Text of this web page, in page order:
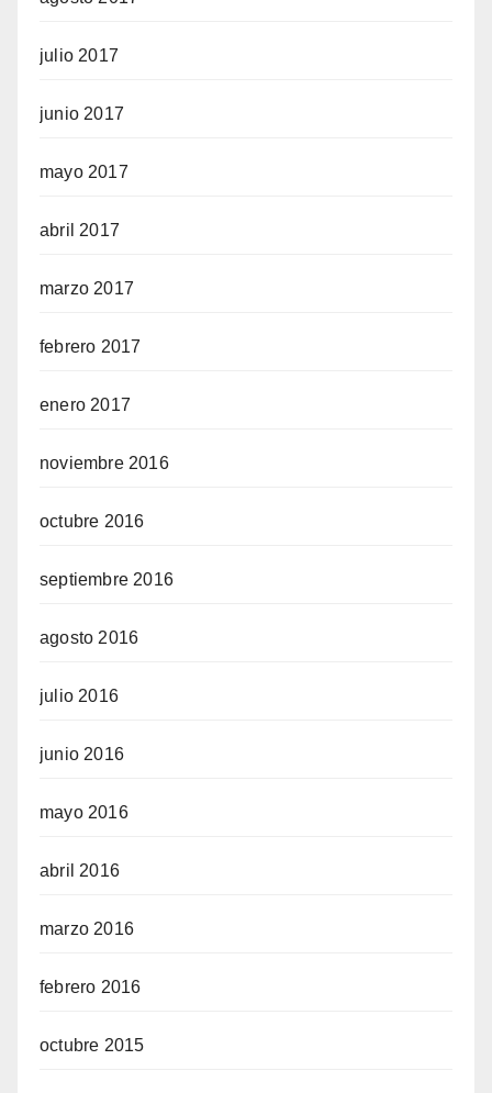
julio 2017
junio 2017
mayo 2017
abril 2017
marzo 2017
febrero 2017
enero 2017
noviembre 2016
octubre 2016
septiembre 2016
agosto 2016
julio 2016
junio 2016
mayo 2016
abril 2016
marzo 2016
febrero 2016
octubre 2015